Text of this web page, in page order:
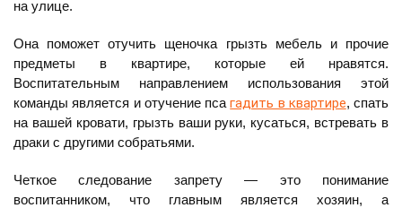
на улице.
Она поможет отучить щеночка грызть мебель и прочие
предметы в квартире, которые ей нравятся.
Воспитательным направлением использования этой
команды является и отучение псагадить в квартире, спать
на вашей кровати, грызть ваши руки, кусаться, встревать в
драки с другими собратьями.
Четкое следование запрету — это понимание
воспитанником, что главным является хозяин, а